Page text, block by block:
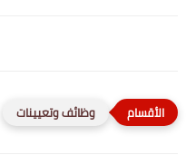
وظائف وتعيينات